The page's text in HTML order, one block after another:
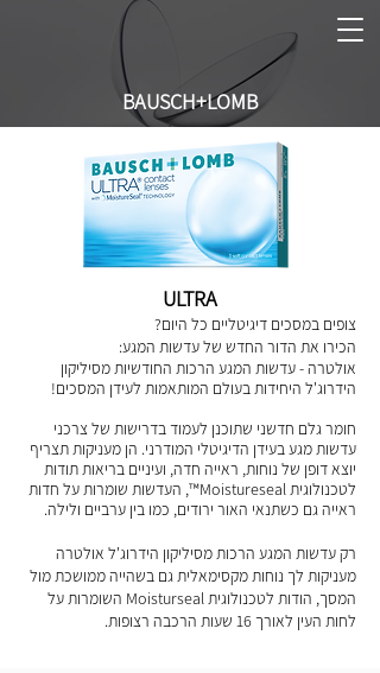
BAUSCH+LOMB
ULTRA
צופים במסכים דיגיטליים כל היום?
הכירו את הדור החדש של עדשות המגע:
אולטרה - עדשות המגע הרכות החודשיות מסיליקון
הידרוג'ל היחידות בעולם המותאמות לעידן המסכים!
חומר גלם חדשני שתוכנן לעמוד בדרישות של צרכני
עדשות מגע בעידן הדיגיטלי המודרני. הן מעניקות תצריף
יוצא דופן של נוחות, ראייה חדה, ועיניים בריאות תודות
לטכנולוגית Moistureseal™, העדשות שומרות על חדות
ראייה גם כשתנאי האור ירודים, כמו בין ערביים ולילה.
רק עדשות המגע הרכות מסיליקון הידרוג'ל אולטרה
מעניקות לך נוחות מקסימאלית גם בשהייה ממושכת מול
המסך, הודות לטכנולוגית Moisturseal השומרות על
לחות העין לאורך 16 שעות הרכבה רצופות.